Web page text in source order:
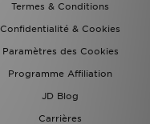
Termes & Conditions
Confidentialité & Cookies
Paramètres des Cookies
Programme Affiliation
JD Blog
Carrières